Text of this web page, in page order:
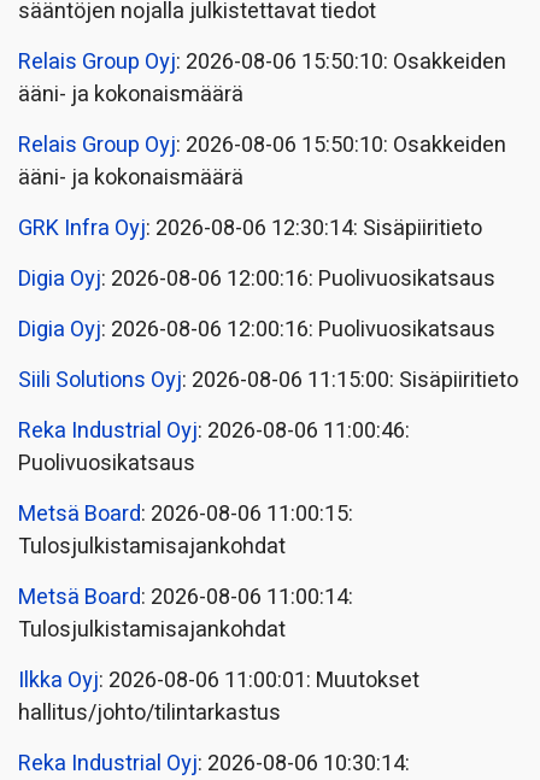
sääntöjen nojalla julkistettavat tiedot
Relais Group Oyj: 2026-08-06 15:50:10: Osakkeiden
ääni- ja kokonaismäärä
Relais Group Oyj: 2026-08-06 15:50:10: Osakkeiden
ääni- ja kokonaismäärä
GRK Infra Oyj: 2026-08-06 12:30:14: Sisäpiiritieto
Digia Oyj: 2026-08-06 12:00:16: Puolivuosikatsaus
Digia Oyj: 2026-08-06 12:00:16: Puolivuosikatsaus
Siili Solutions Oyj: 2026-08-06 11:15:00: Sisäpiiritieto
Reka Industrial Oyj: 2026-08-06 11:00:46:
Puolivuosikatsaus
Metsä Board: 2026-08-06 11:00:15:
Tulosjulkistamisajankohdat
Metsä Board: 2026-08-06 11:00:14:
Tulosjulkistamisajankohdat
Ilkka Oyj: 2026-08-06 11:00:01: Muutokset
hallitus/johto/tilintarkastus
Reka Industrial Oyj: 2026-08-06 10:30:14: